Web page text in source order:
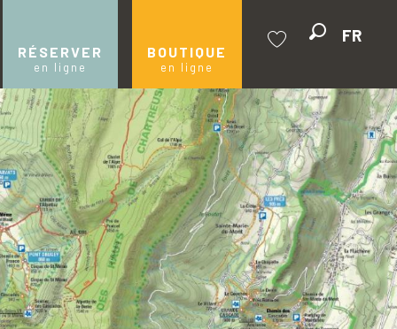
RÉSERVER
en ligne
BOUTIQUE
en ligne
FR